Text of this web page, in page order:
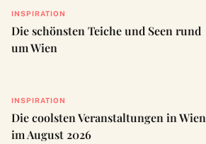
INSPIRATION
Die schönsten Teiche und Seen rund
um Wien
INSPIRATION
Die coolsten Veranstaltungen in Wien
im August 2026